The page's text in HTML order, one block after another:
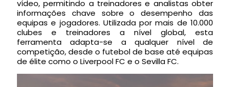
vídeo, permitindo a treinadores e analistas obter
informações chave sobre o desempenho das
equipas e jogadores. Utilizada por mais de 10.000
clubes e treinadores a nível global, esta
ferramenta adapta-se a qualquer nível de
competição, desde o futebol de base até equipas
de élite como o Liverpool FC e o Sevilla FC.